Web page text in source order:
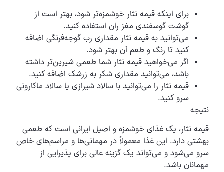
برای اینکه قیمه نثار خوشمزه‌تر شود، بهتر است از
گوشت گوسفندی مغز ران استفاده کنید.
می‌توانید به قیمه نثار مقداری رب گوجه‌فرنگی اضافه
کنید تا رنگ و طعم آن بهتر شود.
اگر می‌خواهید قیمه نثار شما طعمی شیرین‌تر داشته
باشد، می‌توانید مقداری شکر به زرشک اضافه کنید.
قیمه نثار را می‌توانید با سالاد شیرازی یا سالاد ماکارونی
سرو کنید.
نتیجه
قیمه نثار، یک غذای خوشمزه و اصیل ایرانی است که طعمی
بهشتی دارد. این غذا معمولاً در مهمانی‌ها و مراسم‌های خاص
سرو می‌شود و می‌تواند یک گزینه عالی برای پذیرایی از
مهمانان باشد.